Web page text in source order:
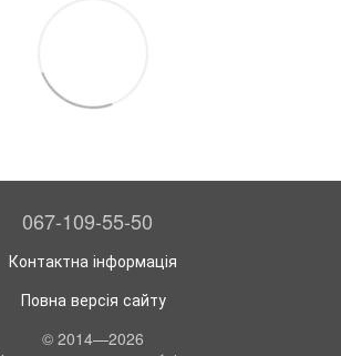
067-109-55-50
Контактна інформація
Повна версія сайту
© 2014—2026